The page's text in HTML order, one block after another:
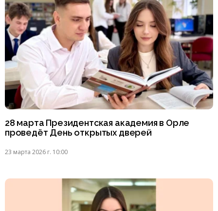
28 марта Президентская академия в Орле
проведёт День открытых дверей
23 марта 2026 г. 10:00